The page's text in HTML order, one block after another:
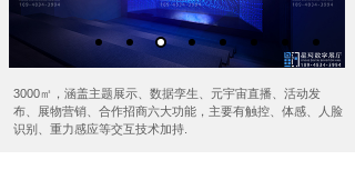
3000㎡，涵盖主题展示、数据孪生、元宇宙直播、活动发
布、展物营销、合作招商六大功能，主要有触控、体感、人脸
识别、重力感应等交互技术加持.